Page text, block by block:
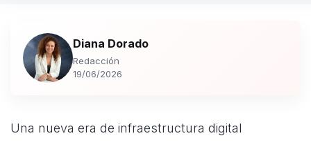
Diana Dorado
Redacción
19/06/2026
Una nueva era de infraestructura digital